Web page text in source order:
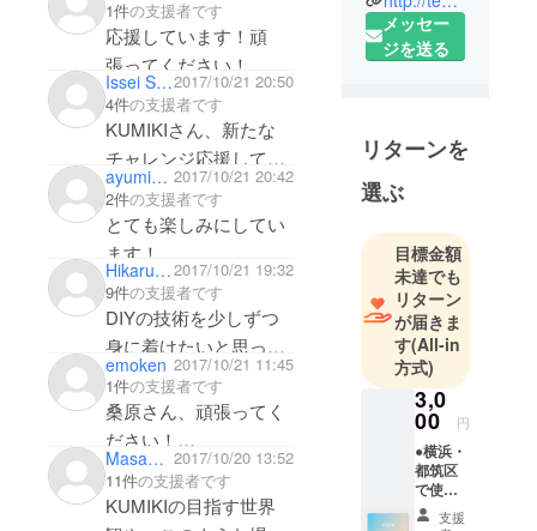
1件の支援者です
応援しています！頑
張ってください！
Issei Sawada2017/10/21 20:50
4件の支援者です
KUMIKIさん、新たな
チャレンジ応援してい
ます！頑張ってくださ
い！
ayumi_kajita 2017/10/21 20:42
2件の支援者です
とても楽しみにしてい
ます！
Hikaru Ishii2017/10/21 19:32
9件の支援者です
DIYの技術を少しずつ
身に着けたいと思って
いるので、とても楽し
みにしています！
emoken 2017/10/21 11:45
1件の支援者です
桑原さん、頑張ってく
ださい！
また、調布よりまくあ
け、や、キルタに遊び
Masaaki Sato 2017/10/20 13:52
11件の支援者です
KUMIKIの目指す世界
プロジェク
ト。活動初
加工された
国産杉キッ
トを用い
集会所を地
元住民とセ
ルフビルド
で再建。こ
の体験で感
じた「つく
る楽しさと
つながる喜
び」を全て
の人に届け
たいとの想
メッセー
ジを送る
リターンを
選ぶ
目標金額
未達でも
リターン
が届きま
す(All-in
方式)
3,0
00 円
●横浜・
都筑区
で使え
る ・
支援